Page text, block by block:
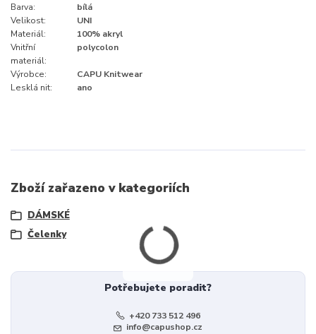
Barva:
bílá
Velikost:
UNI
Materiál:
100% akryl
Vnitřní
materiál:
polycolon
Výrobce:
CAPU Knitwear
Lesklá nit:
ano
Zboží zařazeno v kategoriích
DÁMSKÉ
Čelenky
Potřebujete poradit?
+420 733 512 496
info@capushop.cz